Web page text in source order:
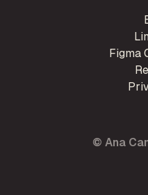
© Ana
Figma